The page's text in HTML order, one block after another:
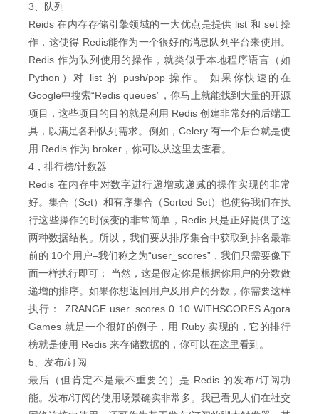
3、队列
Reids 在内存存储引擎领域的一大优点是提供 list 和 set 操
作，这使得 Redis能作为一个很好的消息队列平台来使用。
Redis 作为队列使用的操作，就类似于本地程序语言（如
Python）对 list 的 push/pop 操作。 如果你快速的在
Google中搜索“Redis queues”，你马上就能找到大量的开源
项目，这些项目的目的就是利用 Redis 创建非常好的后端工
具，以满足各种队列需求。例如，Celery 有一个后台就是使
用 Redis 作为 broker，你可以从这里去查看。
4，排行榜/计数器
Redis 在内存中对数字进行递增或递减的操作实现的非常
好。集合（Set）和有序集合（Sorted Set）也使得我们在执
行这些操作的时候变的非常简单，Redis 只是正好提供了这
两种数据结构。所以，我们要从排序集合中获取到排名最靠
前的 10个用户–我们称之为“user_scores”，我们只需要像下
面一样执行即可： 当然，这是假定你是根据你用户的分数做
递增的排序。如果你想返回用户及用户的分数，你需要这样
执行： ZRANGE user_scores 0 10 WITHSCORES Agora
Games 就是一个很好的例子，用 Ruby 实现的，它的排行
榜就是使用 Redis 来存储数据的，你可以在这里看到。
5、发布/订阅
最后（但肯定不是最不重要的）是 Redis 的发布/订阅功
能。发布/订阅的使用场景确实非常多。我已看见人们在社交